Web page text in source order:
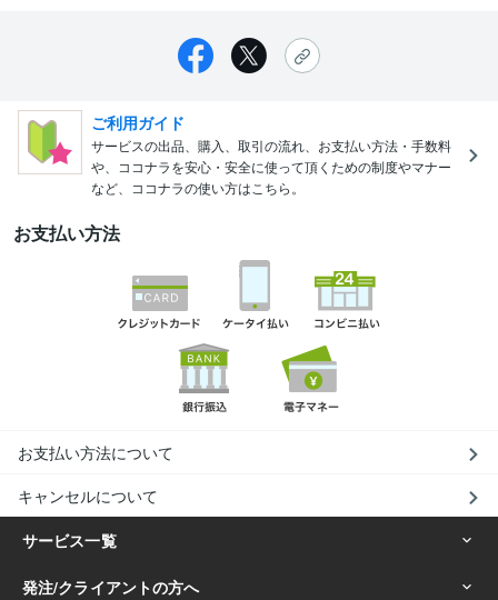
ご利用ガイド
サービスの出品、購入、取引の流れ、お支払い方法・手数料
や、ココナラを安心・安全に使って頂くための制度やマナー
など、ココナラの使い方はこちら。
お支払い方法
お支払い方法について
キャンセルについて